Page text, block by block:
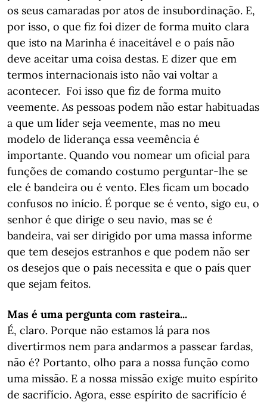
os seus camaradas por atos de insubordinação. E,
por isso, o que fiz foi dizer de forma muito clara
que isto na Marinha é inaceitável e o país não
deve aceitar uma coisa destas. E dizer que em
termos internacionais isto não vai voltar a
acontecer. Foi isso que fiz de forma muito
veemente. As pessoas podem não estar habituadas
a que um líder seja veemente, mas no meu
modelo de liderança essa veemência é
importante. Quando vou nomear um oficial para
funções de comando costumo perguntar-lhe se
ele é bandeira ou é vento. Eles ficam um bocado
confusos no início. É porque se é vento, sigo eu, o
senhor é que dirige o seu navio, mas se é
bandeira, vai ser dirigido por uma massa informe
que tem desejos estranhos e que podem não ser
os desejos que o país necessita e que o país quer
que sejam feitos.
Mas é uma pergunta com rasteira...
É, claro. Porque não estamos lá para nos
divertirmos nem para andarmos a passear fardas,
não é? Portanto, olho para a nossa função como
uma missão. E a nossa missão exige muito espírito
de sacrifício. Agora, esse espírito de sacrifício é